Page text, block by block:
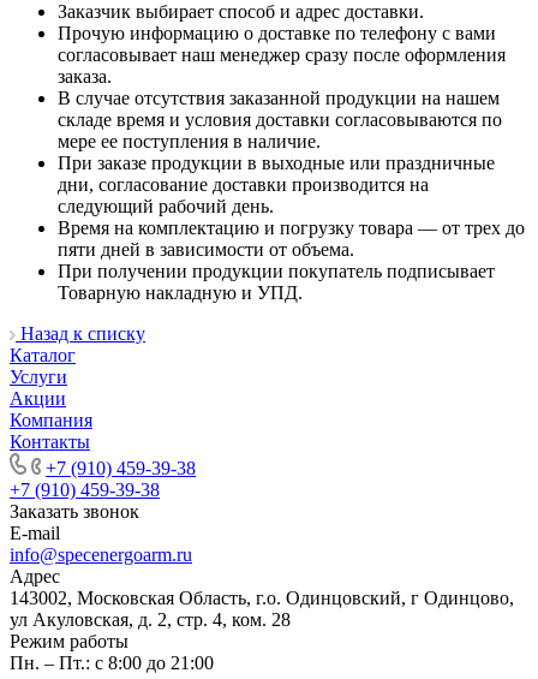
Заказчик выбирает способ и адрес доставки.
Прочую информацию о доставке по телефону с вами
согласовывает наш менеджер сразу после оформления
заказа.
В случае отсутствия заказанной продукции на нашем
складе время и условия доставки согласовываются по
мере ее поступления в наличие.
При заказе продукции в выходные или праздничные
дни, согласование доставки производится на
следующий рабочий день.
Время на комплектацию и погрузку товара — от трех до
пяти дней в зависимости от объема.
При получении продукции покупатель подписывает
Товарную накладную и УПД.
Назад к списку
Каталог
Услуги
Акции
Компания
Контакты
+7 (910) 459-39-38
+7 (910) 459-39-38
Заказать звонок
E-mail
info@specenergoarm.ru
Адрес
143002, Московская Область, г.о. Одинцовский, г Одинцово,
ул Акуловская, д. 2, стр. 4, ком. 28
Режим работы
Пн. – Пт.: с 8:00 до 21:00